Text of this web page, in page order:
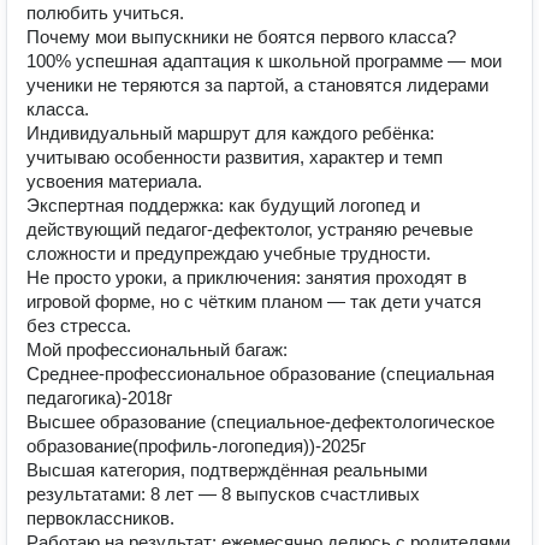
полюбить учиться.
Почему мои выпускники не боятся первого класса?
100% успешная адаптация к школьной программе — мои
ученики не теряются за партой, а становятся лидерами
класса.
Индивидуальный маршрут для каждого ребёнка:
учитываю особенности развития, характер и темп
усвоения материала.
Экспертная поддержка: как будущий логопед и
действующий педагог-дефектолог, устраняю речевые
сложности и предупреждаю учебные трудности.
Не просто уроки, а приключения: занятия проходят в
игровой форме, но с чётким планом — так дети учатся
без стресса.
Мой профессиональный багаж:
Среднее-профессиональное образование (специальная
педагогика)-2018г
Высшее образование (специальное-дефектологическое
образование(профиль-логопедия))-2025г
Высшая категория, подтверждённая реальными
результатами: 8 лет — 8 выпусков счастливых
первоклассников.